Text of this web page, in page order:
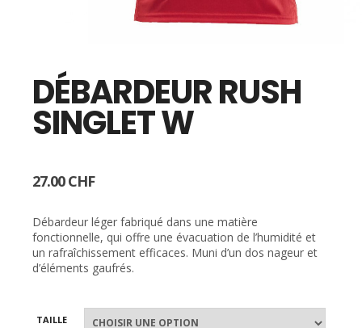
DÉBARDEUR RUSH
SINGLET W
27.00CHF
Débardeur léger fabriqué dans une matière
fonctionnelle, qui offre une évacuation de l’humidité et
un rafraîchissement efficaces. Muni d’un dos nageur et
d’éléments gaufrés.
TAILLE